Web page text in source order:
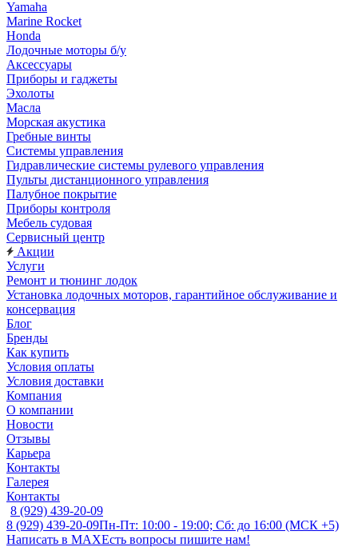
Yamaha
Marine Rocket
Honda
Лодочные моторы б/у
Аксессуары
Приборы и гаджеты
Эхолоты
Масла
Морская акустика
Гребные винты
Системы управления
Гидравлические системы рулевого управления
Пульты дистанционного управления
Палубное покрытие
Приборы контроля
Мебель судовая
Сервисный центр
Акции
Услуги
Ремонт и тюнинг лодок
Установка лодочных моторов, гарантийное обслуживание и
консервация
Блог
Бренды
Как купить
Условия оплаты
Условия доставки
Компания
О компании
Новости
Отзывы
Карьера
Контакты
Галерея
Контакты
8 (929) 439-20-09
8 (929) 439-20-09Пн-Пт: 10:00 - 19:00; Сб: до 16:00 (МСК +5)
Написать в MAXЕсть вопросы пишите нам!